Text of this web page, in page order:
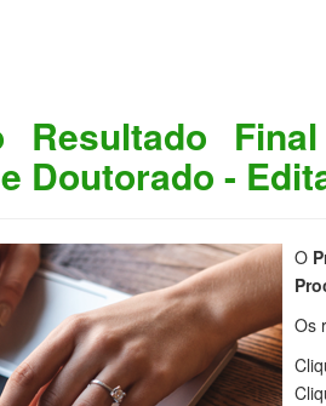
Resultado
Doutorado -
O
Os